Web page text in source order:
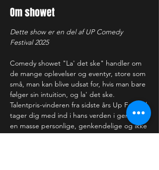
Om showet
Dette show er en del af UP Comedy
Festival 2025
Comedy showet "La' det ske" handler om
de mange oplevelser og eventyr, store som
små, man kan blive udsat for, hvis man bare
følger sin intuition, og la' det ske.
Talentpris-vinderen fra sidste års Up Festival
tager dig med ind i hans verden i gennem
en masse personlige, genkendelige og ikke
mindst sjove anekdoter, og med et